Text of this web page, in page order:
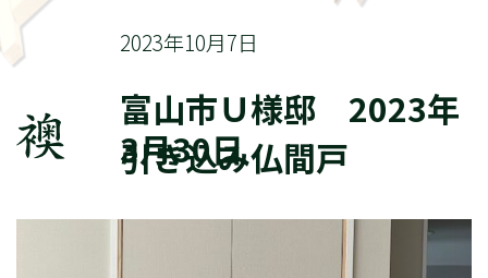
2023年10月7日
富山市Ｕ様邸 2023年
3月30日
引き込み仏間戸